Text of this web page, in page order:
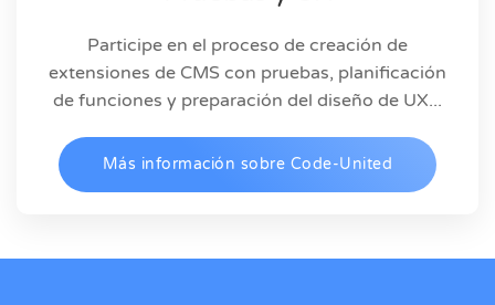
Participe en el proceso de creación de
extensiones de CMS con pruebas, planificación
de funciones y preparación del diseño de UX...
Más información sobre Code-United